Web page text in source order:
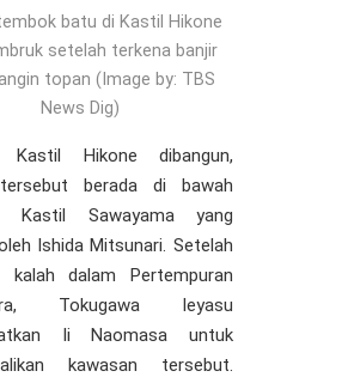
batu di Kastil Hikone
setelah terkena banjir
topan (Image by: TBS
News Dig)
Kastil Hikone dibangun,
berada di bawah
Kastil Sawayama yang
Ishida Mitsunari. Setelah
kalah dalam Pertempuran
Tokugawa Ieyasu
Ii Naomasa untuk
kawasan tersebut.